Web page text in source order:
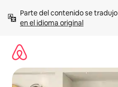
contenido
Parte del contenido se
en el idioma original